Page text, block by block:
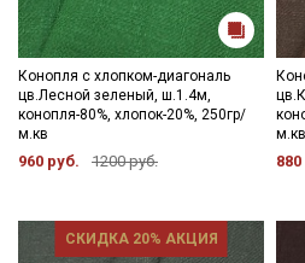
Конопля с хлопком-диагональ
цв.Лесной зеленый, ш.1.4м,
конопля-80%, хлопок-20%, 250гр/
м.кв
960 руб. 1200 руб.
м.кв
СКИДКА 20% АКЦИЯ